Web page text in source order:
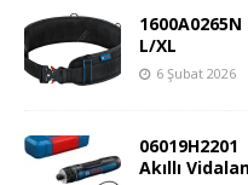
L/XL
6 Şubat 2026
Akıllı